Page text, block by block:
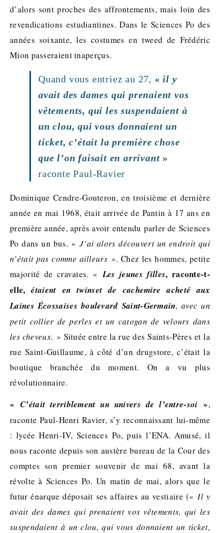
d’alors sont proches des affrontements, mais loin des
revendications estudiantines. Dans le Sciences Po des
années soixante, les costumes en tweed de Frédéric
Mion passeraient inaperçus.
Quand vous entriez au 27, « il y
avait des dames qui prenaient vos
vêtements, qui les suspendaient à
un clou, qui vous donnaient un
ticket, c’était la première chose
que l’on faisait en arrivant »
raconte Paul-Ravier
Dominique Cendre-Gouteron, en troisième et dernière
année en mai 1968, était arrivée de Pantin à 17 ans en
première année, après avoir entendu parler de Sciences
Po dans un bus. « J’ai alors découvert un endroit qui
n’était pas comme ailleurs». Chez les hommes, petite
majorité de cravates. « Les jeunes filles, raconte-t-
elle,étaient en twinset de cachemire acheté aux
Laines Écossaises boulevard Saint-Germain, avec un
petit collier de perles et un catogan de velours dans
les cheveux. » Située entre la rue des Saints-Pères et la
rue Saint-Guillaume, à côté d’un drugstore, c’était la
boutique branchée du moment. On a vu plus
révolutionnaire.
«C’était terriblement un univers de l’entre-soi »,
raconte Paul-Henri Ravier, s’y reconnaissant lui-même
: lycée Henri-IV, Sciences Po, puis l’ENA. Amusé, il
nous raconte depuis son austère bureau de la Cour des
comptes son premier souvenir de mai 68, avant la
révolte à Sciences Po. Un matin de mai, alors que le
futur énarque déposait ses affaires au vestiaire («Il y
avait des dames qui prenaient vos vêtements, qui les
suspendaient à un clou, qui vous donnaient un ticket,